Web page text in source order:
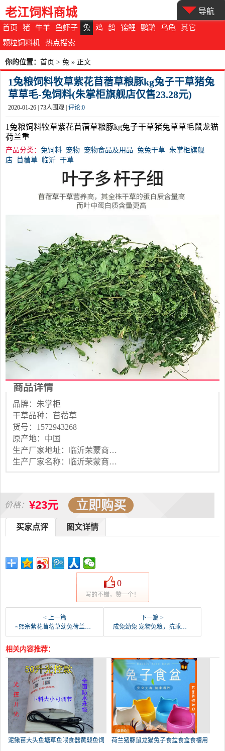
首页 猪 牛羊 鱼虾子 兔 鸡 鸽 锦鲤 鹦鹉 乌龟
其它
颗粒饲料机
热点搜索
老江饲料商城 导航
你的位置： 首页 > 兔 » 正文
1兔粮饲料牧草紫花苜蓿草粮豚kg兔子干草猪兔
草草毛-兔饲料(朱掌柜旗舰店仅售23.28元)
2020-01-26 | 73人围观 | 评论:0
1兔粮饲料牧草紫花苜蓿草粮豚kg兔子干草猪兔草草毛鼠龙猫
荷兰重
产品分类： 兔饲料 宠物 宠物食品及用品 兔兔干草 朱掌柜旗舰
店
苜蓿草 临沂 干草
商品详情
品牌：朱掌柜
干草品种：苜蓿草
货号：1572943268
原产地：中国
生产厂家地址：临沂荣蒙商贸有限公司
生产厂家名称：临沂荣蒙商贸有限公司
价格： ¥23元 立即购买
图文详情
买家点评
0
写的不错，赞一个！
< 上一篇
~熙宗紫花苜蓿草幼兔荷兰猪龙猫豚鼠饲料兔子草苜蓿干-兔饲料(熙宗家居专营店仅售12.41元)
下一篇 >
成兔幼兔 宠物兔粮，抗球虫除臭，5斤装 全国！豚鼠-兔饲料(果登喜旗舰店仅售16.9元)
相关内容推荐：
泥鳅苗大头鱼塘草鱼喂食器黄颡鱼饲 荷兰猪豚鼠龙猫兔子食盆食盒食槽用